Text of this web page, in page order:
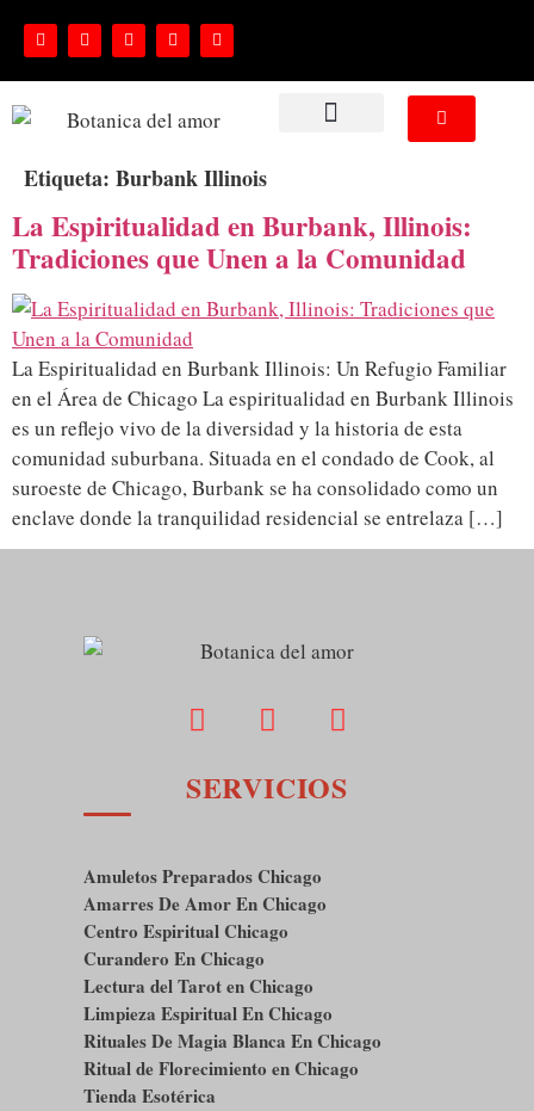
Etiqueta: Burbank Illinois
La Espiritualidad en Burbank, Illinois:
Tradiciones que Unen a la Comunidad
La Espiritualidad en Burbank Illinois: Un Refugio Familiar
en el Área de Chicago La espiritualidad en Burbank Illinois
es un reflejo vivo de la diversidad y la historia de esta
comunidad suburbana. Situada en el condado de Cook, al
suroeste de Chicago, Burbank se ha consolidado como un
enclave donde la tranquilidad residencial se entrelaza […]
SERVICIOS
Amuletos Preparados Chicago
Amarres De Amor En Chicago
Centro Espiritual Chicago
Curandero En Chicago
Lectura del Tarot en Chicago
Limpieza Espiritual En Chicago
Rituales De Magia Blanca En Chicago
Ritual de Florecimiento en Chicago
Tienda Esotérica